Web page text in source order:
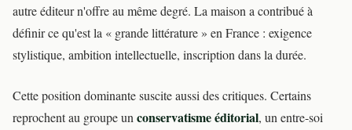
autre éditeur n'offre au même degré. La maison a contribué à
définir ce qu'est la « grande littérature » en France : exigence
stylistique, ambition intellectuelle, inscription dans la durée.
Cette position dominante suscite aussi des critiques. Certains
reprochent au groupe unconservatisme éditorial, un entre-soi